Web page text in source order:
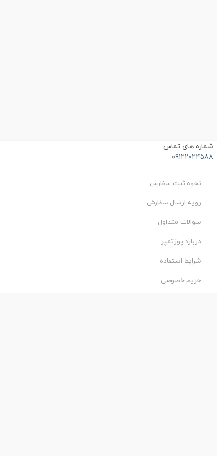
های تماس
نحوه ثبت سفارش
رویه ارسال سفارش
سوالات متداول
درباره پوزتمپر
شرایط استفاده
حریم خصوصی